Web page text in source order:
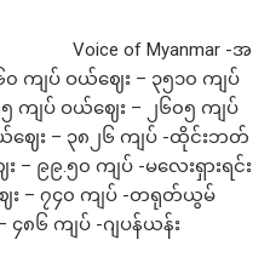
Voice of Myanmar -အ
၀ ကျပ် ဝယ်ဈေး – ၃၅၁၀ ကျပ်
၅ ကျပ် ဝယ်ဈေး – ၂၆၀၅ ကျပ်
ယ်ဈေး – ၃၈၂၆ ကျပ် -ထိုင်းဘတ်
– ၉၉.၅၀ ကျပ် -မလေးရှားရင်း
ေး – ၇၄၀ ကျပ် -တရုတ်ယွမ်
၄၈၆ ကျပ် -ဂျပန်ယန်း